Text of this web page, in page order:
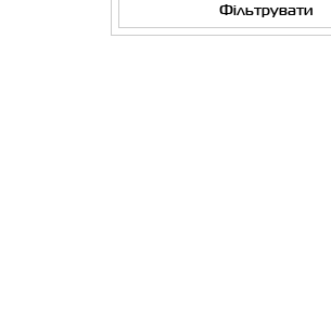
Фільтрувати